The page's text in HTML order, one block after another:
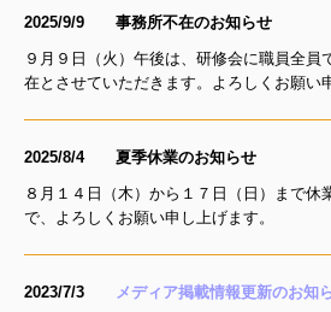
2025/9/9 事務所不在のお知らせ
９月９日（火）午後は、研修会に職員全員
在とさせていただきます。よろしくお願い
2025/8/4 夏季休業のお知らせ
８月１４日（木）から１７日（日）まで休
で、よろしくお願い申し上げます。
2023/7/3
メディア掲載情報更新のお知